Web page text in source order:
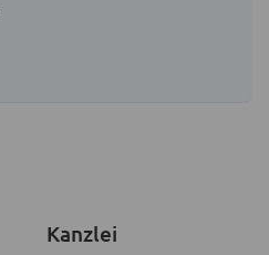
Kanzlei